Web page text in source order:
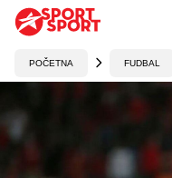
POČETNA FUDBAL